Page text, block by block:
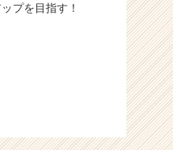
プを目指す！